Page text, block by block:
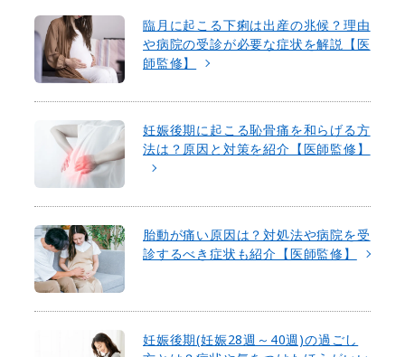
臨月に起こる下痢は出産の兆候？理由
や病院の受診が必要な症状を解説【医
師監修】
妊娠後期に起こる恥骨痛を和らげる方
法は？原因と対策を紹介【医師監修】
胎動が痛い原因は？対処法や病院を受
診するべき症状も紹介【医師監修】
妊娠後期(妊娠28週～40週)の過ごし